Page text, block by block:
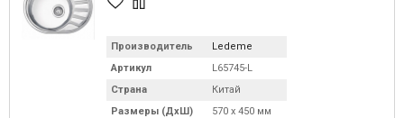
Производитель
Ledeme
Артикул
L65745-L
Страна
Китай
Размеры (ДхШ)
570 х 450 мм